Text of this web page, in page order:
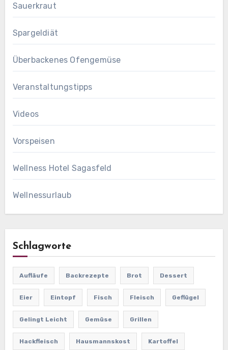
Sauerkraut
Spargeldiät
Überbackenes Ofengemüse
Veranstaltungstipps
Videos
Vorspeisen
Wellness Hotel Sagasfeld
Wellnessurlaub
Schlagworte
Aufläufe Backrezepte Brot Dessert
Eier Eintopf Fisch Fleisch Geflügel
Gelingt Leicht Gemüse Grillen
Hackfleisch Hausmannskost Kartoffel